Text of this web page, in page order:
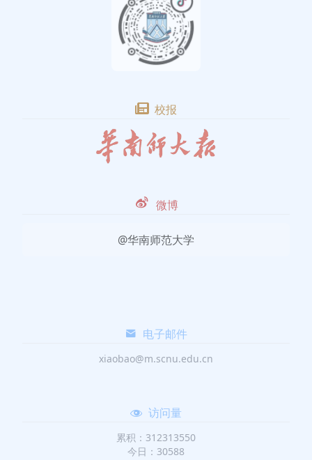
校报
微博
@华南师范大学
电子邮件
xiaobao@m.scnu.edu.cn
访问量
累积：312313550
今日：30588